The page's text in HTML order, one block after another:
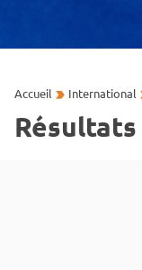
Accueil International